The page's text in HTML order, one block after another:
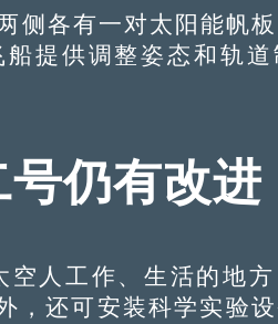
各有一对太阳能帆板
提供调整姿态和轨道
仍有改进
人工作、生活的地方
，还可安装科学实验